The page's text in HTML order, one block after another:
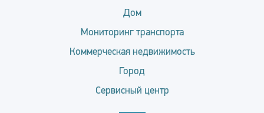
Дом
Мониторинг транспорта
Коммерческая недвижимость
Город
Сервисный центр